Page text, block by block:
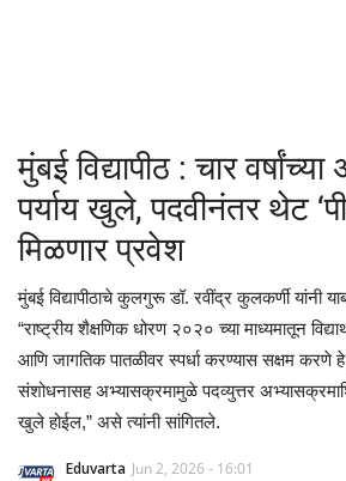
गॅलरी
Language
English Marathi
मुंबई विद्यापीठ : चार
पर्याय खुले, पदवीनंतर थेट
मिळणार प्रवेश
मुंबई विद्यापीठाचे कुलगुरू डॉ. रवींद्र कुलकर्णी यांनी
“राष्ट्रीय शैक्षणिक धोरण २०२० च्या माध्यमातून
आणि जागतिक पातळीवर स्पर्धा करण्यास सक्षम करणे
संशोधनासह अभ्यासक्रमामुळे पदव्युत्तर
खुले होईल,” असे त्यांनी सांगितले.
Eduvarta Jun 2, 2026 - 16:01